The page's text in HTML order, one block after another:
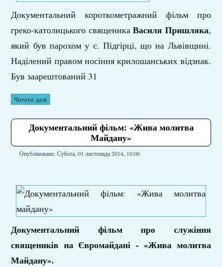
Документальний короткометражний фільм про
греко-католицького священикаВасиля Пришляка,
який був парохом у с. Підгірці, що на Львівщині.
Наділений правом носіння крилошанських відзнак.
Був заарештований 31
Читати далі
Документальний фільм: «Жива молитва
Майдану»
Опубліковано: Субота, 01 листопада 2014, 10:00
Документальний фільм про служіння
священиків на Євромайдані - «Жива молитва
Майдану».